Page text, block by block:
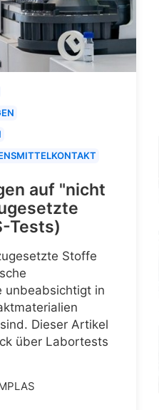
auf "nicht
Tests)
Stoffe
unbeabsichtigt in
Dieser Artikel
über Labortests